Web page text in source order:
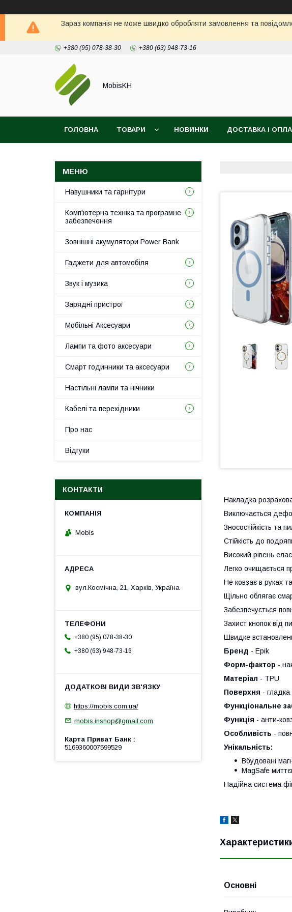
Зараз компанія не може швидко обробляти замовлення та
+380 (95) 078-38-30 +380 (63) 948-73-16
MobisKH
ГОЛОВНА ТОВАРИ НОВИНКИ ДОСТАВКА І
Накладка
Виключається
Зносостійкість та
Стійкість до
Високий рівень
Легко очищається
Не ковзає в руках
Щільно облягає
Забезпечується
Захист кнопок від
Швидке
Бренд - Epik
Форм-фактор -
Матеріал - TPU
Поверхня - гладка
Функціональне
Функція - анти-
Особливість -
Унікальність:
Вбудовані
MagSafe
Надійна система
Основні
Навушники та гарнітури
Комп'ютерна техніка та програмне
забезпечення
Зовнішні акумулятори Power Bank
Гаджети для автомобіля
Звук і музика
Зарядні пристрої
Мобільні Аксесуари
Лампи та фото аксесуари
Смарт годинники та аксесуари
Настільні лампи та нічники
Кабелі та перехідники
Про нас
Відгуки
КОНТАКТИ
Mobis
вул.Космічна, 21, Харків, Україна
+380 (95) 078-38-30
+380 (63) 948-73-16
https://mobis.com.ua/
mobis.inshop@gmail.com
Карта Приват Банк
5169360007599529